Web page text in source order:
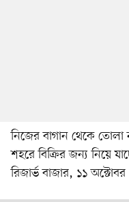
নিজের বাগান থেকে তোলা
শহরে বিক্রির জন্য নিয়ে
রিজার্ভ বাজার, ১১ অক্টোবর